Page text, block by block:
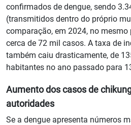
confirmados de dengue, sendo
(transmitidos dentro do próprio
comparação, em 2024, no mesmo
cerca de 72 mil casos. A taxa de
também caiu drasticamente, de
habitantes no ano passado para
Aumento dos casos de
autoridades
Se a dengue apresenta números